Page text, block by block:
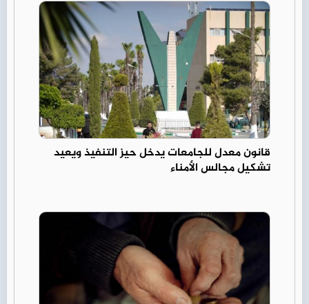
قانون معدل للجامعات يدخل حيز التنفيذ ويعيد
تشكيل مجالس الأمناء